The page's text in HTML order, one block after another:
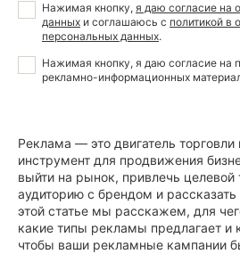
Нажимая кнопку, я даю согласие на
данных и соглашаюсь с политикой в
персональных данных.
Нажимая кнопку, я даю согласие на
рекламно-информационных
Реклама — это двигатель торговли
инструмент для продвижения
выйти на рынок, привлечь целевой
аудиторию с брендом и
этой статье мы расскажем, для
какие типы рекламы предлагает и
чтобы ваши рекламные кампании